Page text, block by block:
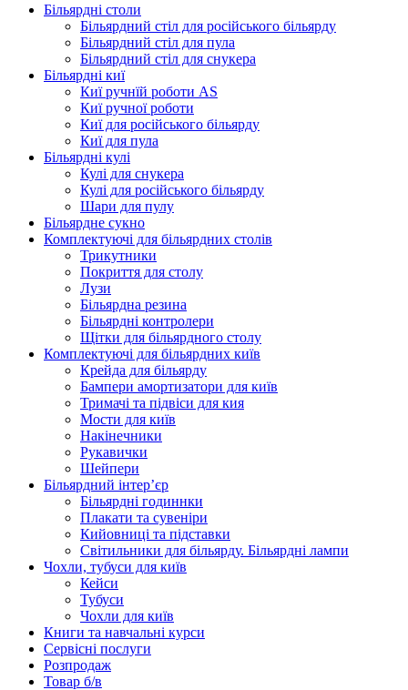
Більярдні столи
Більярдний стіл для російського більярду
Більярдний стіл для пула
Більярдний стіл для снукера
Більярдні киї
Киї ручнїй роботи AS
Киї ручної роботи
Киї для російського більярду
Киї для пула
Більярдні кулі
Кулі для снукера
Кулі для російського більярду
Шари для пулу
Більярдне сукно
Комплектуючі для більярдних столів
Трикутники
Покриття для столу
Лузи
Більярдна резина
Більярдні контролери
Щітки для більярдного столу
Комплектуючі для більярдних київ
Крейда для більярду
Бампери амортизатори для київ
Тримачі та підвіси для кия
Мости для київ
Накінечники
Рукавички
Шейпери
Більярдний інтер’єр
Більярдні годиннки
Плакати та сувеніри
Кийовниці та підставки
Світильники для більярду. Більярдні лампи
Чохли, тубуси для київ
Кейси
Тубуси
Чохли для київ
Книги та навчальні курси
Сервісні послуги
Розпродаж
Товар б/в